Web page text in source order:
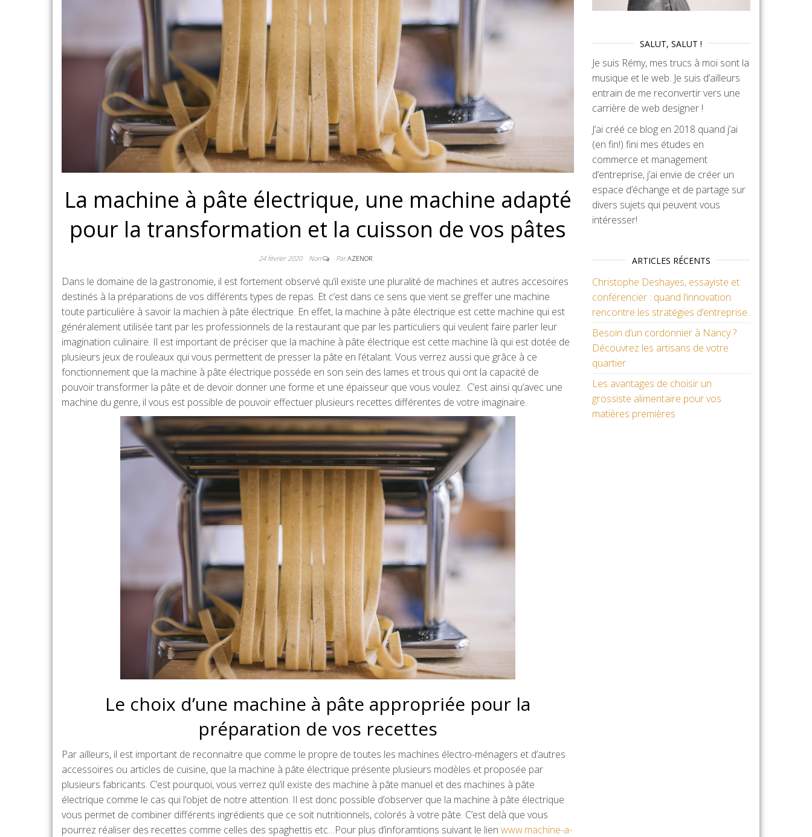
La machine à pâte électrique, une machine adapté
pour la transformation et la cuisson de vos pâtes
24 février 2020 Non ParAZENOR
Dans le domaine de la gastronomie, il est fortement observé qu’il existe une pluralité de machines et autres accesoires
destinés à la préparations de vos différents types de repas. Et c’est dans ce sens que vient se greffer une machine
toute particulière à savoir la machien à pâte électrique. En effet, la machine à pâte électrique est cette machine qui est
généralement utilisée tant par les professionnels de la restaurant que par les particuliers qui veulent faire parler leur
imagination culinaire. Il est important de préciser que la machine à pâte électrique est cette machine là qui est dotée de
plusieurs jeux de rouleaux qui vous permettent de presser la pâte en l’étalant. Vous verrez aussi que grâce à ce
fonctionnement que la machine à pâte électrique posséde en son sein des lames et trous qui ont la capacité de
pouvoir transformer la pâte et de devoir donner une forme et une épaisseur que vous voulez. C’est ainsi qu’avec une
machine du genre, il vous est possible de pouvoir effectuer plusieurs recettes différentes de votre imaginaire.
Le choix d’une machine à pâte appropriée pour la
préparation de vos recettes
Par ailleurs, il est important de reconnaitre que comme le propre de toutes les machines électro-ménagers et d’autres
accessoires ou articles de cuisine, que la machine à pâte électrique présente plusieurs modèles et proposée par
plusieurs fabricants. C’est pourquoi, vous verrez qu’il existe des machine à pâte manuel et des machines à pâte
électrique comme le cas qui l’objet de notre attention. Il est donc possible d’observer que la machine à pâte électrique
vous permet de combiner différents ingrédients que ce soit nutritionnels, colorés à votre pâte. C’est delà que vous
pourrez réaliser des recettes comme celles des spaghettis etc…Pour plus d’inforamtions suivant le lien www.machine-a-
SALUT, SALUT !
Je suis Rémy, mes trucs à moi sont la
musique et le web. Je suis d’ailleurs
entrain de me reconvertir vers une
carrière de web designer !
J’ai créé ce blog en 2018 quand j’ai
(en fin!) fini mes études en
commerce et management
d’entreprise, j’ai envie de créer un
espace d’échange et de partage sur
divers sujets qui peuvent vous
intéresser!
ARTICLES RÉCENTS
Christophe Deshayes, essayiste et
conférencier : quand l’innovation
rencontre les stratégies d’entreprise
Besoin d’un cordonnier à Nancy ?
Découvrez les artisans de votre
quartier
Les avantages de choisir un
grossiste alimentaire pour vos
matières premières